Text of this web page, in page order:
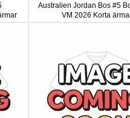
Australien Jordan Bos #5
VM 2026 Korta